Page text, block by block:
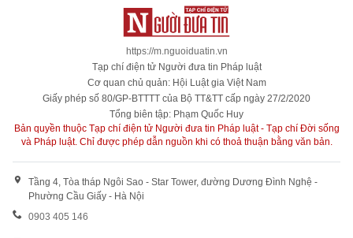
https://m.nguoiduatin.vn
Tạp chí điện tử Người đưa tin Pháp luật
Cơ quan chủ quản: Hội Luật gia Việt Nam
Giấy phép số 80/GP-BTTTT của Bộ TT&TT cấp ngày 27/2/2020
Tổng biên tập: Phạm Quốc Huy
Bản quyền thuộc Tạp chí điện tử Người đưa tin Pháp luật - Tạp chí Đời sống
và Pháp luật. Chỉ được phép dẫn nguồn khi có thoả thuận bằng văn bản.
Tầng 4, Tòa tháp Ngôi Sao - Star Tower, đường Dương Đình Nghệ -
Phường Cầu Giấy - Hà Nội
0903 405 146